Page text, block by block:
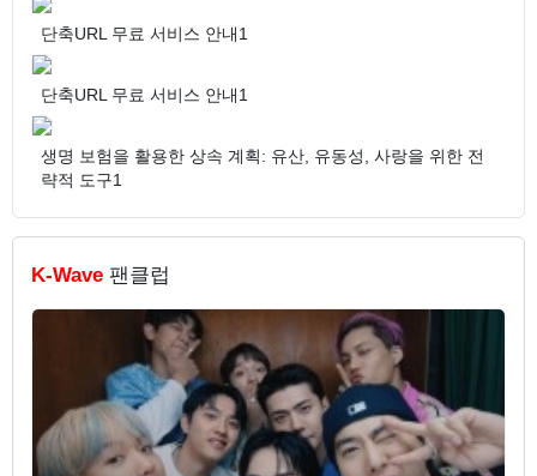
단축URL 무료 서비스 안내1
단축URL 무료 서비스 안내1
생명 보험을 활용한 상속 계획: 유산, 유동성, 사랑을 위한 전
략적 도구1
K-Wave 팬클럽